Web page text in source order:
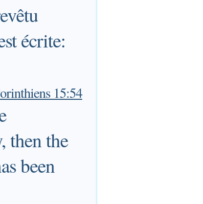
écrite:
15:54
then the
been